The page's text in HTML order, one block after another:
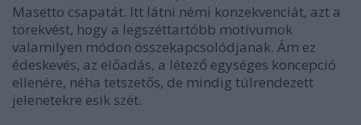
Masetto csapatát. Itt látni némi konzekvenciát, azt a
törekvést, hogy a legszéttartóbb motívumok
valamilyen módon összekapcsolódjanak. Ám ez
édeskevés, az előadás, a létező egységes koncepció
ellenére, néha tetszetős, de mindig túlrendezett
jelenetekre esik szét.